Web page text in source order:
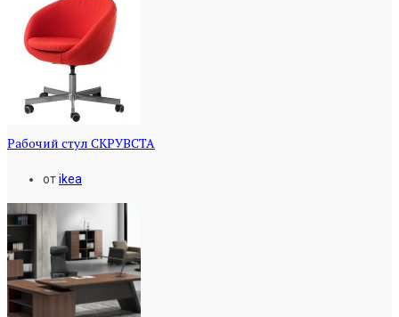
Рабочий стул СКРУВСТА
отikea